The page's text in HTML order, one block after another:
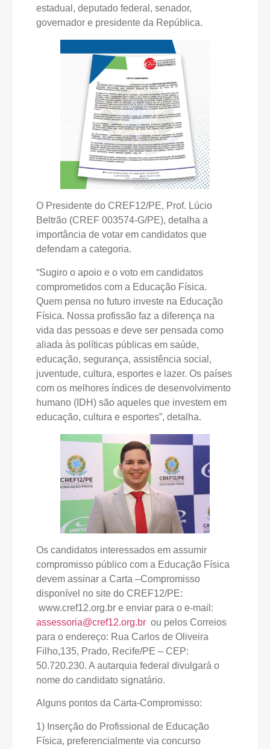
estadual, deputado federal, senador,
governador e presidente da República.
O Presidente do CREF12/PE, Prof. Lúcio
Beltrão (CREF 003574-G/PE), detalha a
importância de votar em candidatos que
defendam a categoria.
“Sugiro o apoio e o voto em candidatos
comprometidos com a Educação Física.
Quem pensa no futuro investe na Educação
Física. Nossa profissão faz a diferença na
vida das pessoas e deve ser pensada como
aliada às políticas públicas em saúde,
educação, segurança, assistência social,
juventude, cultura, esportes e lazer. Os países
com os melhores índices de desenvolvimento
humano (IDH) são aqueles que investem em
educação, cultura e esportes”, detalha.
Os candidatos interessados em assumir
compromisso público com a Educação Física
devem assinar a Carta –Compromisso
disponível no site do CREF12/PE:
www.cref12.org.br e enviar para o e-mail:
assessoria@cref12.org.br ou pelos Correios
para o endereço: Rua Carlos de Oliveira
Filho,135, Prado, Recife/PE – CEP:
50.720.230. A autarquia federal divulgará o
nome do candidato signatário.
Alguns pontos da Carta-Compromisso:
1) Inserção do Profissional de Educação
Física, preferencialmente via concurso